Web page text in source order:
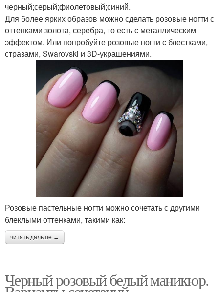
черный;серый;фиолетовый;синий.
Для более ярких образов можно сделать розовые ногти с
оттенками золота, серебра, то есть с металлическим
эффектом. Или попробуйте розовые ногти с блестками,
стразами, Swarovski и 3D-украшениями.
Розовые пастельные ногти можно сочетать с другими
блеклыми оттенками, такими как:
читать дальше →
Черный розовый белый маникюр.